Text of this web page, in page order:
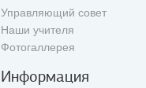
Управляющий совет
Наши учителя
Фотогаллерея
Информация